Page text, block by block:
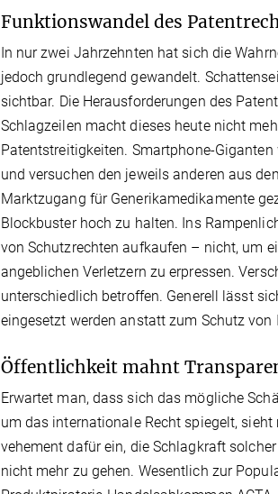
Funktionswandel des
In nur zwei Jahrzehnten hat sich die
jedoch grundlegend gewandelt.
sichtbar. Die Herausforderungen des
Schlagzeilen macht dieses heute nicht
Patentstreitigkeiten. Smartphone-
und versuchen den jeweils anderen aus
Marktzugang für Generikamedikamente
Blockbuster hoch zu halten. Ins
von Schutzrechten aufkaufen – nicht, um
angeblichen Verletzern zu erpressen.
unterschiedlich betroffen. Generell lässt
eingesetzt werden anstatt zum Schutz von
Öffentlichkeit mahnt
Erwartet man, dass sich das mögliche
um das internationale Recht spiegelt,
vehement dafür ein, die Schlagkraft
nicht mehr zu gehen. Wesentlich zur